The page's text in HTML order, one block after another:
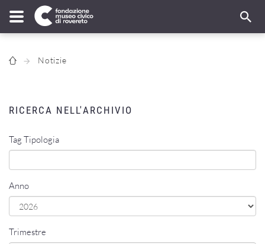
Notizie
RICERCA NELL'ARCHIVIO
Tag Tipologia
Anno
Trimestre